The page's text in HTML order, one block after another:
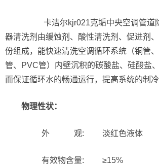
卡洁尔kjr021克垢中央空调管道
器清洗剂由缓蚀剂、酸性清洗剂、促进剂
份组成，能快速清洗空调循环系统（铜管
管、PVC管）内壁沉积的碳酸盐、硅酸盐
而保证循环水的畅通运行，提高系统的制冷
物理性状：
外 观: 淡红色液体
有效物含量: ≥15%